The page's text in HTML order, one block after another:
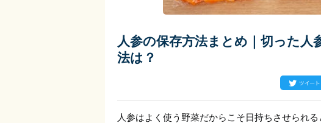
人参の保存方法まとめ｜切った人
法は？
人参はよく使う野菜だからこそ日持ちさせられる